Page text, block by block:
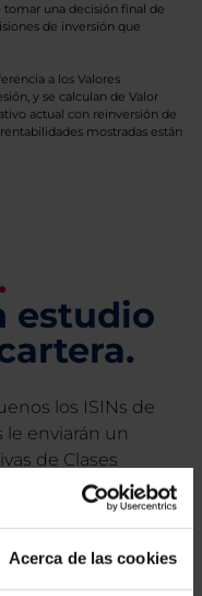
Acerca de las cookies
una decisión final de
de inversión que
a los Valores
y se calculan de Valor
actual con reinversión de
mostradas están
estudio
los ISINs de
le enviarán un
de Clases
en sus costes.